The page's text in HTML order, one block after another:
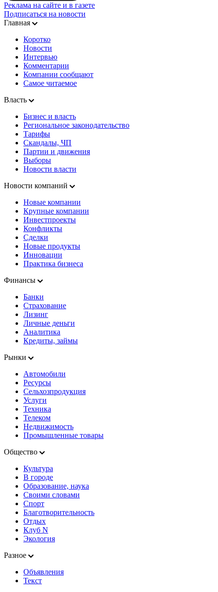
Реклама на сайте и в газете
Подписаться на новости
Главная
Коротко
Новости
Интервью
Комментарии
Компании сообщают
Самое читаемое
Власть
Бизнес и власть
Региональное законодательство
Тарифы
Скандалы, ЧП
Партии и движения
Выборы
Новости власти
Новости компаний
Новые компании
Крупные компании
Инвестпроекты
Конфликты
Сделки
Новые продукты
Инновации
Практика бизнеса
Финансы
Банки
Страхование
Лизинг
Личные деньги
Аналитика
Кредиты, займы
Рынки
Автомобили
Ресурсы
Сельхозпродукция
Услуги
Техника
Телеком
Недвижимость
Промышленные товары
Общество
Культура
В городе
Образование, наука
Своими словами
Спорт
Благотворительность
Отдых
Клуб N
Экология
Разное
Объявления
Текст